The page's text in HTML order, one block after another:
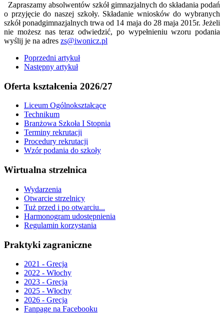
Zapraszamy absolwentów szkół gimnazjalnych do składania podań
o przyjęcie do naszej szkoły. Składanie wniosków do wybranych
szkół ponadgimnazjalnych trwa od 14 maja do 28 maja 2015r. Jeżeli
nie możesz nas teraz odwiedzić, po wypełnieniu wzoru podania
wyślij je na adres zs@iwonicz.pl
Poprzedni artykuł
Następny artykuł
Oferta kształcenia 2026/27
Liceum Ogólnokształcące
Technikum
Branżowa Szkoła I Stopnia
Terminy rekrutacji
Procedury rekrutacji
Wzór podania do szkoły
Wirtualna strzelnica
Wydarzenia
Otwarcie strzelnicy
Tuż przed i po otwarciu...
Harmonogram udostępnienia
Regulamin korzystania
Praktyki zagraniczne
2021 - Grecja
2022 - Włochy
2023 - Grecja
2025 - Włochy
2026 - Grecja
Fanpage na Facebooku